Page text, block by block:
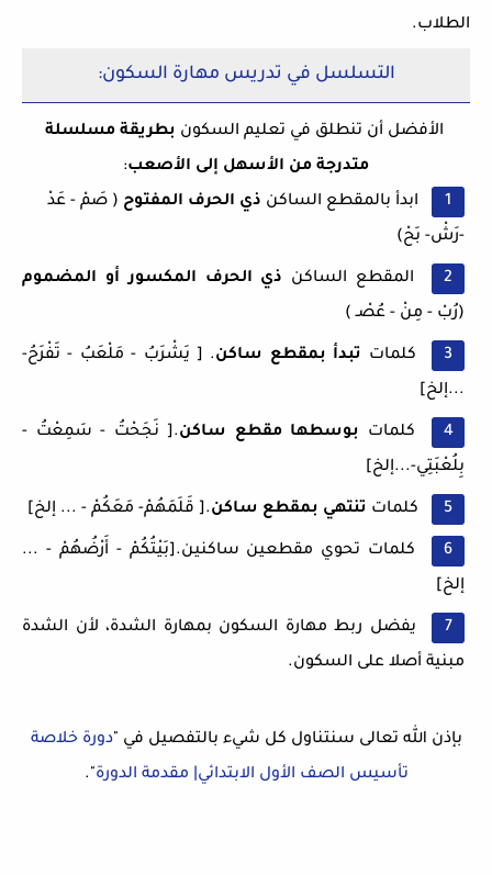
الطلاب.
التسلسل في تدريس مهارة السكون:
الأفضل أن تنطلق في تعليم السكون بطريقة مسلسلة
متدرجة من الأسهل إلى الأصعب:
ابدأ بالمقطع الساكن ذي الحرف المفتوح ( صَمْ - عَدْ
-رَشْ- بَحْ)
المقطع الساكن ذي الحرف المكسور أو المضموم
(رُبْ - مِنْ - عُصْـ )
كلمات تبدأ بمقطع ساكن. [ يَشْرَبُ - مَلْعَبُ - تَفْرَحُ-
...إلخ]
كلمات بوسطها مقطع ساكن.[ نَجَحْتُ - سَمِعْتُ -
بِلُعْبَتِي-...إلخ]
كلمات تنتهي بمقطع ساكن.[ قَلَمَهُمْ- مَعَكُمْ - ... إلخ]
كلمات تحوي مقطعين ساكنين.[بَيْتُكُمْ - أَرْضُهُمْ - ...
إلخ]
يفضل ربط مهارة السكون بمهارة الشدة، لأن الشدة
مبنية أصلا على السكون.
بإذن الله تعالى سنتناول كل شيء بالتفصيل في "دورة خلاصة
تأسيس الصف الأول الابتدائي| مقدمة الدورة".